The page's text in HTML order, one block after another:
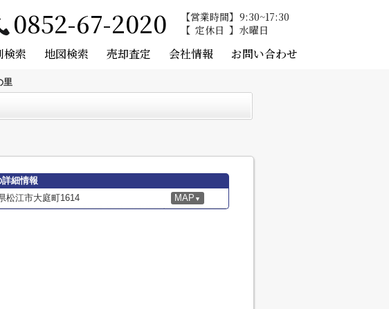
0852-67-2020 営業時間
9:30~17:30
定休日
水曜日
検索 地図検索 売却査定 会社情報 お問い合わせ
里
細情報
松江市大庭町1614 MAP ▼